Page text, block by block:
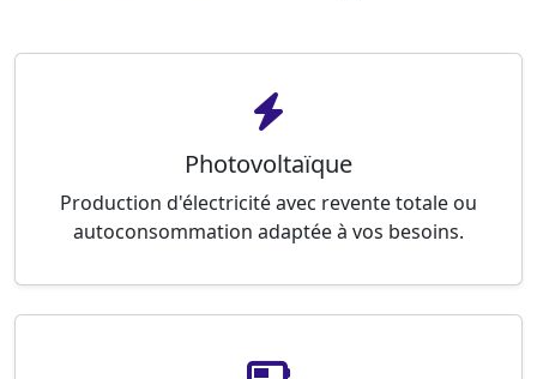
Photovoltaïque
Production d'électricité avec revente totale ou
autoconsommation adaptée à vos besoins.